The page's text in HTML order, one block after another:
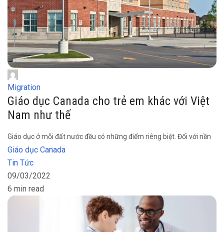
Migration
Giáo dục Canada cho trẻ em khác với Việt
Nam như thế
Giáo dục ở mỗi đất nước đều có những điểm riêng biệt. Đối với nền
Giáo dục Canada
Tin Tức
09/03/2022
6 min read